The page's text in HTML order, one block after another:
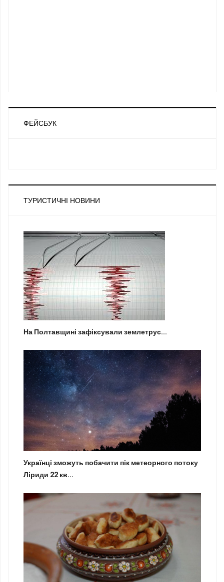
ФЕЙСБУК
ТУРИСТИЧНІ НОВИНИ
На Полтавщині зафіксували землетрус...
Українці зможуть побачити пік метеорного потоку
Ліриди 22 кв...